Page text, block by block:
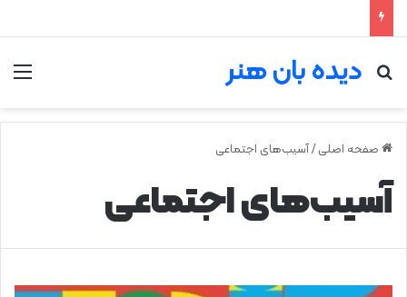
دیده بان هنر
جستجو برای
صفحه اصلی /آسیب‌های اجتماعی
آسیب‌های اجتماعی